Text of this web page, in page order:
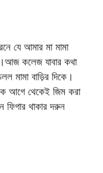
যে আমার মা মামা
কলেজ যাবার কথা
মামা বাড়ির দিকে।
আগে থেকেই জিম করা
ফিগার থাকার দরুন